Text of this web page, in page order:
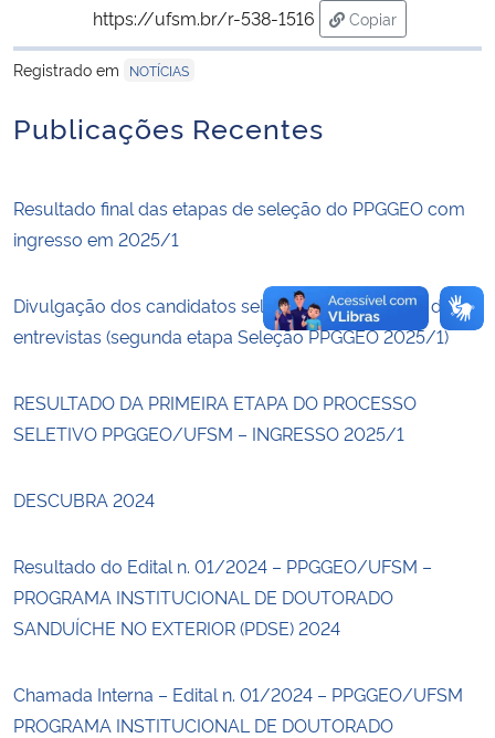
Gabinete de Segurança Institucional
Banco Central do Brasil
Planalto
https://ufsm.br/r-538-1516
Copiar
para área de
Registrado em
NOTÍCIAS
Publicações Recentes
Resultado final das etapas de seleção do PPGGEO com
ingresso em 2025/1
Divulgação dos candidatos selecionados e horário das
entrevistas (segunda etapa Seleção PPGGEO 2025/1)
RESULTADO DA PRIMEIRA ETAPA DO PROCESSO
SELETIVO PPGGEO/UFSM – INGRESSO 2025/1
DESCUBRA 2024
Resultado do Edital n. 01/2024 – PPGGEO/UFSM –
PROGRAMA INSTITUCIONAL DE DOUTORADO
SANDUÍCHE NO EXTERIOR (PDSE) 2024
Chamada Interna – Edital n. 01/2024 – PPGGEO/UFSM
PROGRAMA INSTITUCIONAL DE DOUTORADO